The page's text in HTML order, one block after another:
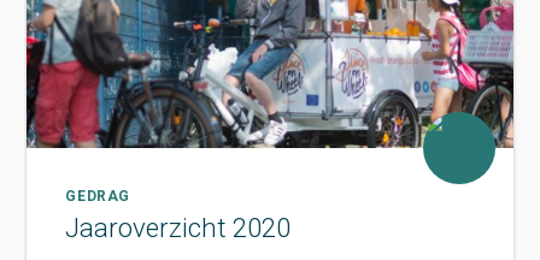
GEDRAG
Jaaroverzicht 2020